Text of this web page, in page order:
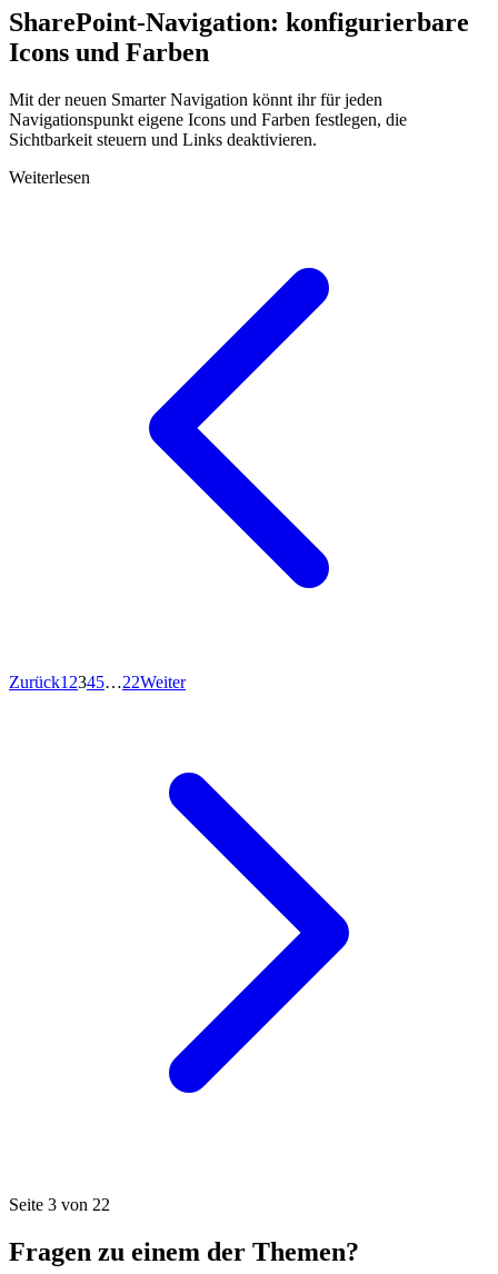
SharePoint-Navigation: konfigurierbare
Icons und Farben
Mit der neuen Smarter Navigation könnt ihr für jeden
Navigationspunkt eigene Icons und Farben festlegen, die
Sichtbarkeit steuern und Links deaktivieren.
Weiterlesen
Zurück1 2345…22Weiter
Seite 3 von 22
Fragen zu einem der Themen?